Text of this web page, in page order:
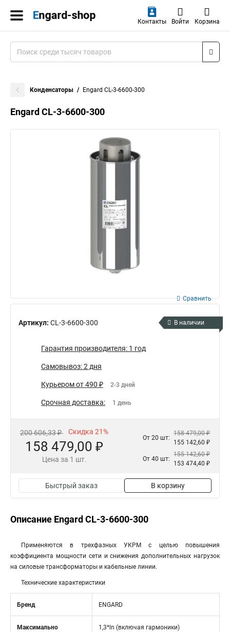
Контакты Войти Корзина
Конденсаторы Engard CL-3-6600-300
Engard CL-3-6600-300
Артикул: CL-3-6600-300
Сравнить
В наличии
Гарантия производителя: 1 год
Самовывоз: 2 дня
Курьером от 490 ₽ 2-3 дней
Срочная доставка: 1 день
200 606,33 ₽ Скидка 21%
158 479,00 ₽
Цена за 1 шт.
От 20 шт:
158 479,00 ₽
155 142,60 ₽
От 40 шт:
155 142,60 ₽
153 474,40 ₽
Быстрый заказ В корзину
Описание Engard CL-3-6600-300
Применяются в трехфазных УКРМ с целью повышения
коэффициента мощности сети и снижения дополнительных нагрузок
на силовые трансформаторы и кабельные линии.
Технические характеристики
Бренд ENGARD
Максимально
1,3*ln (включая гармоники)